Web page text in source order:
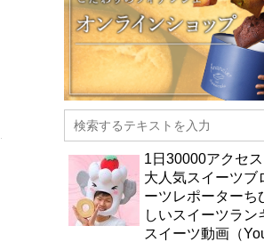
1日30000アクセ
大人気スイーツブ
ーツレポーターち
しいスイーツラン
スイーツ動画（